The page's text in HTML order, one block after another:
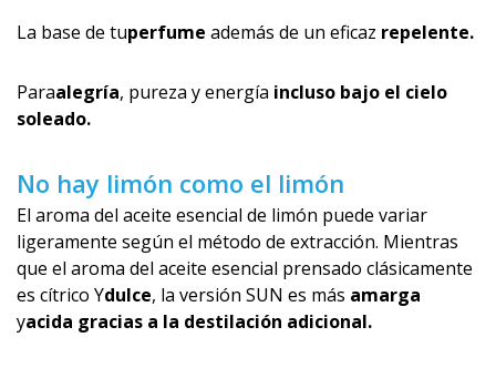
La base de tuperfume además de un eficaz repelente.
Paraalegría, pureza y energía incluso bajo el cielo
soleado.
No hay limón como el limón
El aroma del aceite esencial de limón puede variar
ligeramente según el método de extracción. Mientras
que el aroma del aceite esencial prensado clásicamente
es cítrico Ydulce, la versión SUN es más amarga
yacida gracias a la destilación adicional.